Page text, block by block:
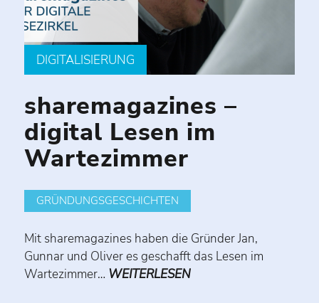
DIGITALISIERUNG
sharemagazines –
digital Lesen im
Wartezimmer
GRÜNDUNGSGESCHICHTEN
Mit sharemagazines haben die Gründer Jan,
Gunnar und Oliver es geschafft das Lesen im
Wartezimmer… WEITERLESEN